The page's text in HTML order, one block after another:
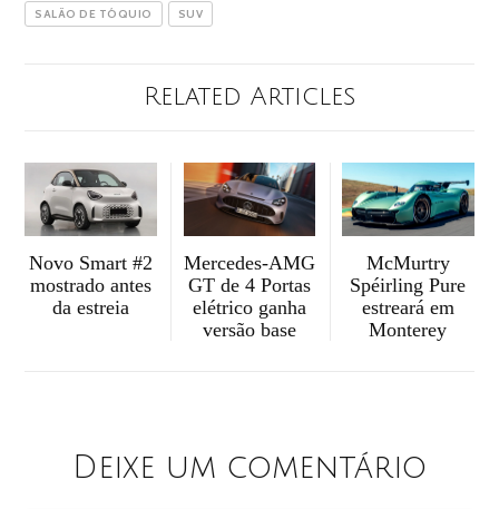
SALÃO DE TÓQUIO SUV
Related Articles
Novo Smart #2
mostrado antes
da estreia
Mercedes-AMG
GT de 4 Portas
elétrico ganha
versão base
McMurtry
Spéirling Pure
estreará em
Monterey
Deixe um comentário